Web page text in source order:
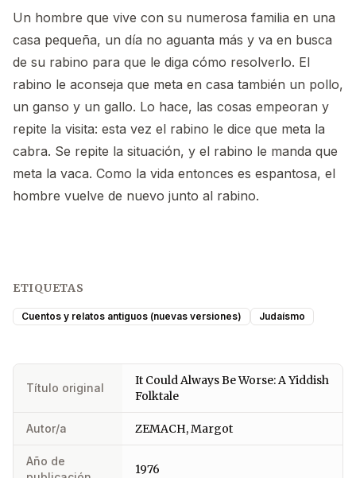
Un hombre que vive con su numerosa familia en una
casa pequeña, un día no aguanta más y va en busca
de su rabino para que le diga cómo resolverlo. El
rabino le aconseja que meta en casa también un pollo,
un ganso y un gallo. Lo hace, las cosas empeoran y
repite la visita: esta vez el rabino le dice que meta la
cabra. Se repite la situación, y el rabino le manda que
meta la vaca. Como la vida entonces es espantosa, el
hombre vuelve de nuevo junto al rabino.
ETIQUETAS
Cuentos y relatos antiguos (nuevas versiones) Judaísmo
Título original
It Could Always Be Worse: A Yiddish
Folktale
Autor/a ZEMACH, Margot
Año de
1976